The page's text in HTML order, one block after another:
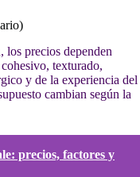
, los precios dependen
texturado,
y de la experiencia del
cambian según la
precios, factores y